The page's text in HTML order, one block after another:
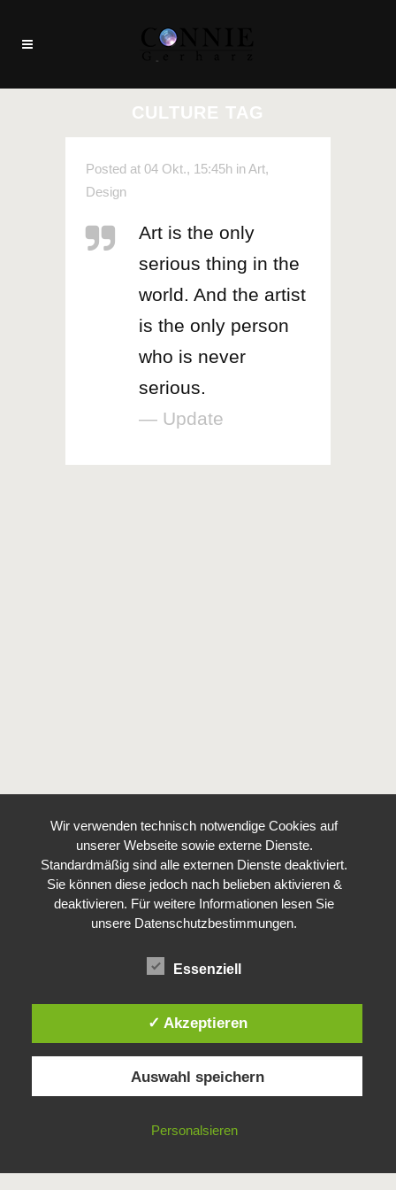
CULTURE TAG
Posted at 04 Okt., 15:45h inArt,
Design
Art is the only
serious thing in the
world. And the artist
is the only person
who is never
serious.
— Update
Wir verwenden technisch notwendige Cookies auf
unserer Webseite sowie externe Dienste.
Standardmäßig sind alle externen Dienste deaktiviert.
Sie können diese jedoch nach belieben aktivieren &
deaktivieren. Für weitere Informationen lesen Sie
unsere Datenschutzbestimmungen.
Essenziell
✓ Akzeptieren
Auswahl speichern
Personalsieren